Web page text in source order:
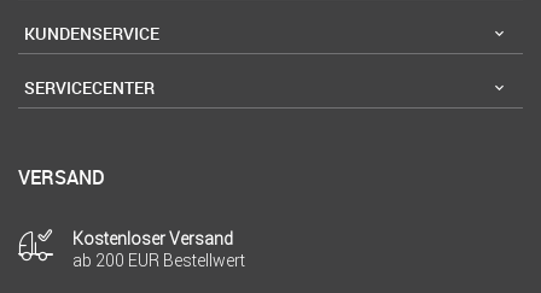
KUNDENSERVICE
SERVICECENTER
VERSAND
Kostenloser Versand
ab 200 EUR Bestellwert